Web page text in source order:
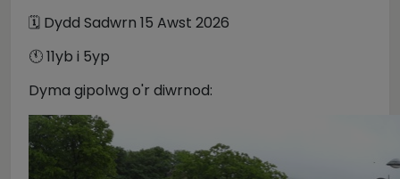
🗓️ Dydd Sadwrn 15 Awst 2026
🕚 11yb i 5yp
Dyma gipolwg o'r diwrnod: